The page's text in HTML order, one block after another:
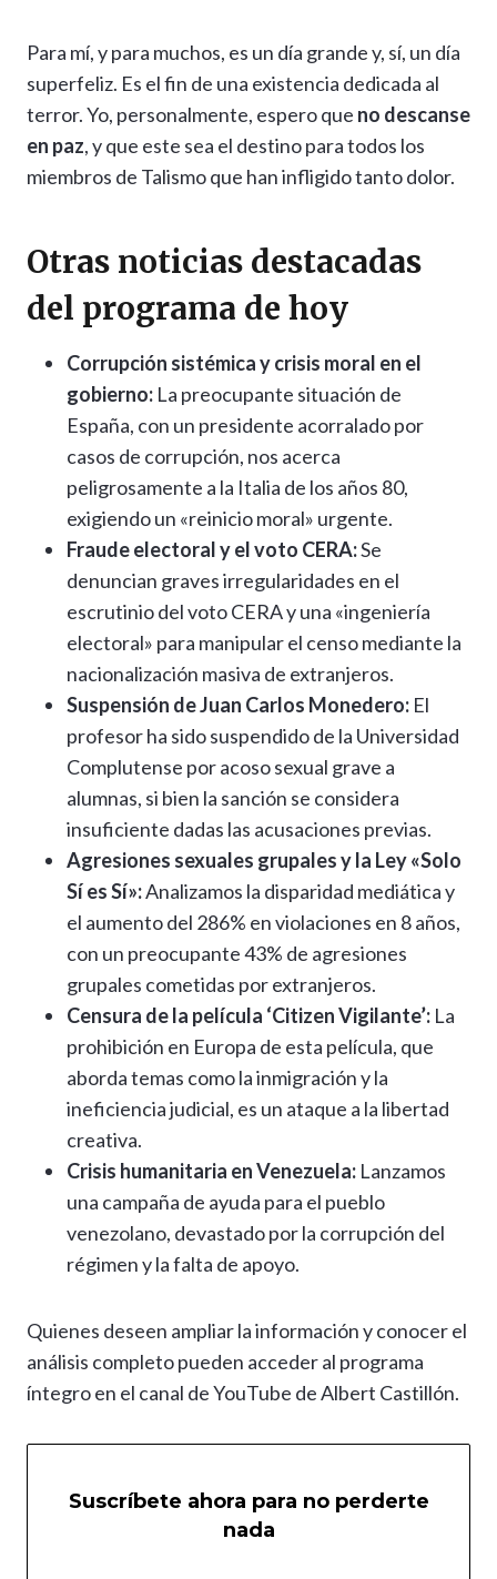
Para mí, y para muchos, es un día grande y, sí, un día
superfeliz. Es el fin de una existencia dedicada al
terror. Yo, personalmente, espero que no descanse
en paz, y que este sea el destino para todos los
miembros de Talismo que han infligido tanto dolor.
Otras noticias destacadas
del programa de hoy
Corrupción sistémica y crisis moral en el
gobierno: La preocupante situación de
España, con un presidente acorralado por
casos de corrupción, nos acerca
peligrosamente a la Italia de los años 80,
exigiendo un «reinicio moral» urgente.
Fraude electoral y el voto CERA:Se
denuncian graves irregularidades en el
escrutinio del voto CERA y una «ingeniería
electoral» para manipular el censo mediante la
nacionalización masiva de extranjeros.
Suspensión de Juan Carlos Monedero: El
profesor ha sido suspendido de la Universidad
Complutense por acoso sexual grave a
alumnas, si bien la sanción se considera
insuficiente dadas las acusaciones previas.
Agresiones sexuales grupales y la Ley «Solo
Sí es Sí»:Analizamos la disparidad mediática y
el aumento del 286% en violaciones en 8 años,
con un preocupante 43% de agresiones
grupales cometidas por extranjeros.
Censura de la película ‘Citizen Vigilante’: La
prohibición en Europa de esta película, que
aborda temas como la inmigración y la
ineficiencia judicial, es un ataque a la libertad
creativa.
Crisis humanitaria en Venezuela: Lanzamos
una campaña de ayuda para el pueblo
venezolano, devastado por la corrupción del
régimen y la falta de apoyo.
Quienes deseen ampliar la información y conocer el
análisis completo pueden acceder al programa
íntegro en el canal de YouTube de Albert Castillón.
Suscríbete ahora para no perderte
nada